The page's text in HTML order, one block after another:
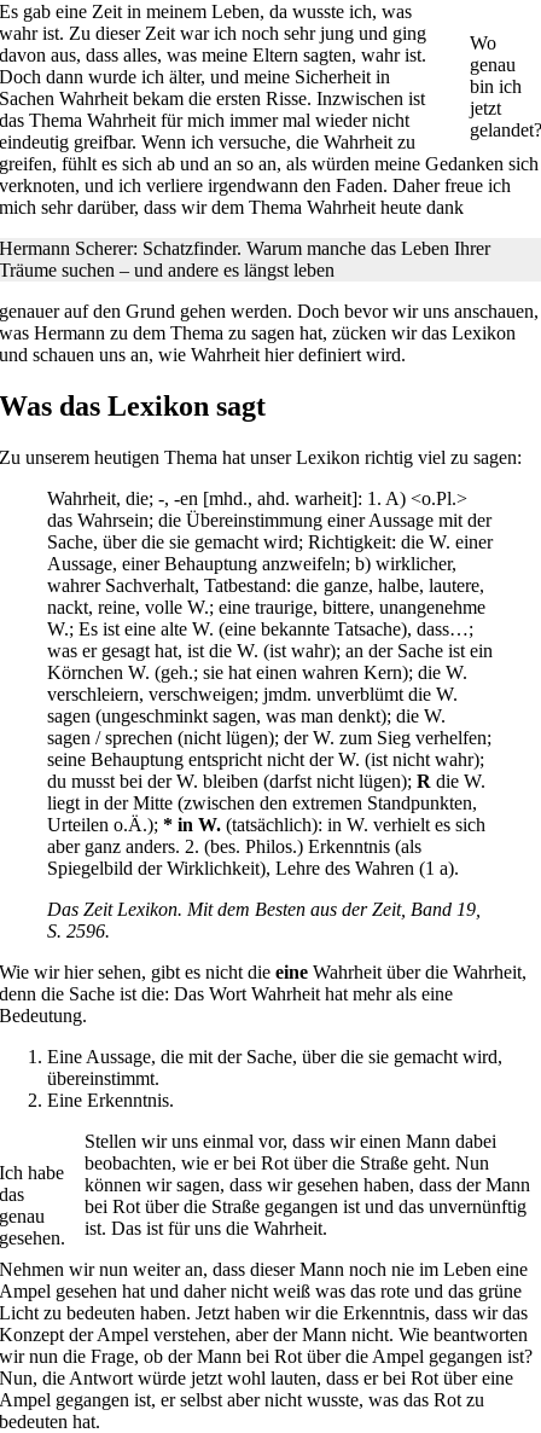
Wo
genau
bin ich
jetzt
gelandet?
Es gab eine Zeit in meinem Leben, da wusste ich, was
wahr ist. Zu dieser Zeit war ich noch sehr jung und ging
davon aus, dass alles, was meine Eltern sagten, wahr ist.
Doch dann wurde ich älter, und meine Sicherheit in
Sachen Wahrheit bekam die ersten Risse. Inzwischen ist
das Thema Wahrheit für mich immer mal wieder nicht
eindeutig greifbar. Wenn ich versuche, die Wahrheit zu
greifen, fühlt es sich ab und an so an, als würden meine Gedanken sich
verknoten, und ich verliere irgendwann den Faden. Daher freue ich
mich sehr darüber, dass wir dem Thema Wahrheit heute dank
Hermann Scherer: Schatzfinder. Warum manche das Leben Ihrer
Träume suchen – und andere es längst leben
genauer auf den Grund gehen werden. Doch bevor wir uns anschauen,
was Hermann zu dem Thema zu sagen hat, zücken wir das Lexikon
und schauen uns an, wie Wahrheit hier definiert wird.
Was das Lexikon sagt
Zu unserem heutigen Thema hat unser Lexikon richtig viel zu sagen:
Wahrheit, die; -, -en [mhd., ahd. warheit]: 1. A) <o.Pl.>
das Wahrsein; die Übereinstimmung einer Aussage mit der
Sache, über die sie gemacht wird; Richtigkeit: die W. einer
Aussage, einer Behauptung anzweifeln; b) wirklicher,
wahrer Sachverhalt, Tatbestand: die ganze, halbe, lautere,
nackt, reine, volle W.; eine traurige, bittere, unangenehme
W.; Es ist eine alte W. (eine bekannte Tatsache), dass…;
was er gesagt hat, ist die W. (ist wahr); an der Sache ist ein
Körnchen W. (geh.; sie hat einen wahren Kern); die W.
verschleiern, verschweigen; jmdm. unverblümt die W.
sagen (ungeschminkt sagen, was man denkt); die W.
sagen / sprechen (nicht lügen); der W. zum Sieg verhelfen;
seine Behauptung entspricht nicht der W. (ist nicht wahr);
du musst bei der W. bleiben (darfst nicht lügen);R die W.
liegt in der Mitte (zwischen den extremen Standpunkten,
Urteilen o.Ä.);* in W. (tatsächlich): in W. verhielt es sich
aber ganz anders. 2. (bes. Philos.) Erkenntnis (als
Spiegelbild der Wirklichkeit), Lehre des Wahren (1 a).
Das Zeit Lexikon. Mit dem Besten aus der Zeit, Band 19,
S. 2596.
Wie wir hier sehen, gibt es nicht dieeine Wahrheit über die Wahrheit,
denn die Sache ist die: Das Wort Wahrheit hat mehr als eine
Bedeutung.
Eine Aussage, die mit der Sache, über die sie gemacht wird,
übereinstimmt.
Eine Erkenntnis.
Ich habe
das
genau
gesehen.
Stellen wir uns einmal vor, dass wir einen Mann dabei
beobachten, wie er bei Rot über die Straße geht. Nun
können wir sagen, dass wir gesehen haben, dass der Mann
bei Rot über die Straße gegangen ist und das unvernünftig
ist. Das ist für uns die Wahrheit.
Nehmen wir nun weiter an, dass dieser Mann noch nie im Leben eine
Ampel gesehen hat und daher nicht weiß was das rote und das grüne
Licht zu bedeuten haben. Jetzt haben wir die Erkenntnis, dass wir das
Konzept der Ampel verstehen, aber der Mann nicht. Wie beantworten
wir nun die Frage, ob der Mann bei Rot über die Ampel gegangen ist?
Nun, die Antwort würde jetzt wohl lauten, dass er bei Rot über eine
Ampel gegangen ist, er selbst aber nicht wusste, was das Rot zu
bedeuten hat.